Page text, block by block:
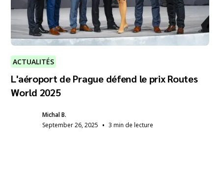
ACTUALITÉS
L'aéroport de Prague défend le prix Routes
World 2025
Michal B.
September 26, 2025 • 3 min de lecture